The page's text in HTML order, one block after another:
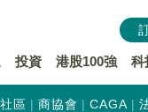
投資 港股100強 科
社區 商協會 CAGA